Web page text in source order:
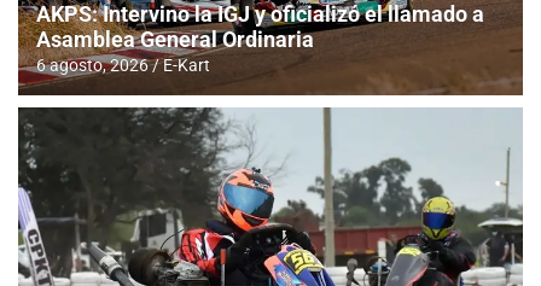
AKPS: Intervino la IGJ y oficializó el llamado a
Asamblea General Ordinaria
6 agosto, 2026 E-Kart